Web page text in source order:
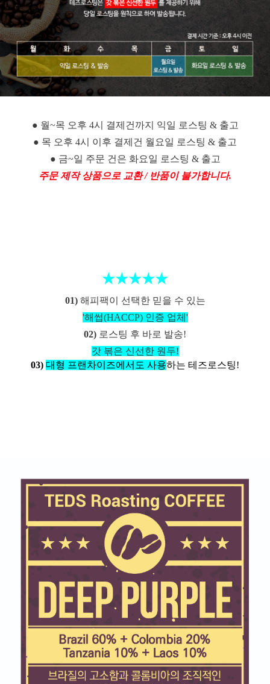
● 월~목 오후 4시 결제건까지 익일 로스팅 & 출고
● 목 오후 4시 이후 결제건 월요일 로스팅 & 출고
● 금~일 주문 건은 화요일 로스팅 & 출고
주문 제작 상품으로 교환 / 반품이 불가합니다.
★★★★★
01)해피팩이 선택한 믿을 수 있는
'해썹(HACCP) 인증 업체'
02) 로스팅 후 바로 발송!
갓 볶은 신선한 원두!
03) 대형 프랜차이즈에서도 사용하는 테즈로스팅!